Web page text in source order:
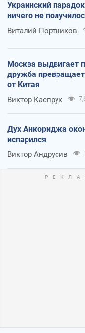
Украинский
ничего не
Виталий Портников
Москва выдвигает
дружба
от Китая
Виктор Каспрук
Дух Анкориджа
испарился
Виктор Андрусив